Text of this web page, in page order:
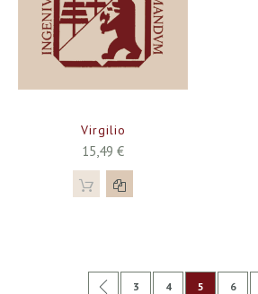
Virgilio
15,49 €
Pagina Pagina
Precedente
Pagina
3 Pagina
4 5 Pagina
6